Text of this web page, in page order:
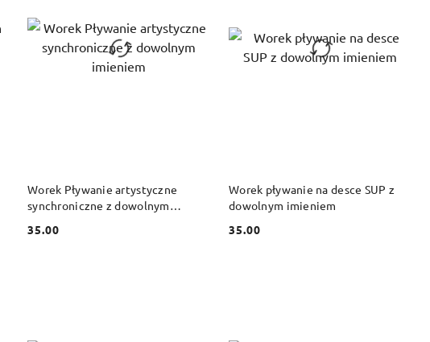
Worek Pływanie artystyczne
synchroniczne z dowolnym
Cena:
35.00
Worek pływanie na desce SUP z
dowolnym imieniem
Cena:
35.00
DO KOSZYKA